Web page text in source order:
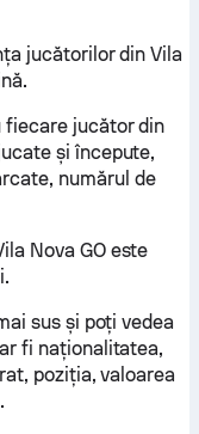
jucătorilor din Vila
fiecare jucător din
și începute,
numărul de
Nova GO este
sus și poți vedea
fi naționalitatea,
poziția, valoarea